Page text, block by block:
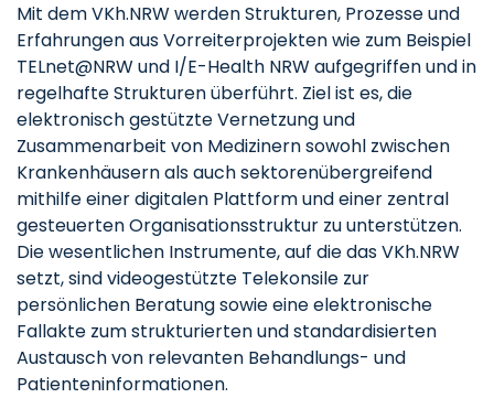
Mit dem VKh.NRW werden Strukturen, Prozesse und
Erfahrungen aus Vorreiterprojekten wie zum Beispiel
TELnet@NRW und I/E-Health NRW aufgegriffen und in
regelhafte Strukturen überführt. Ziel ist es, die
elektronisch gestützte Vernetzung und
Zusammenarbeit von Medizinern sowohl zwischen
Krankenhäusern als auch sektorenübergreifend
mithilfe einer digitalen Plattform und einer zentral
gesteuerten Organisationsstruktur zu unterstützen.
Die wesentlichen Instrumente, auf die das VKh.NRW
setzt, sind videogestützte Telekonsile zur
persönlichen Beratung sowie eine elektronische
Fallakte zum strukturierten und standardisierten
Austausch von relevanten Behandlungs- und
Patienteninformationen.